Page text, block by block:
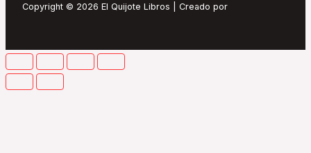
Copyright © 2026 El Quijote Libros | Creado por